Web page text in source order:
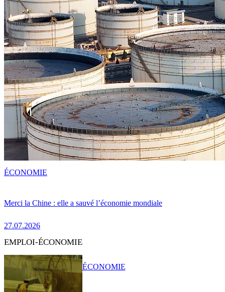
Merci la Chine : elle a sauvé l’économie mondiale
27.07.2026
ÉCONOMIE
EMPLOI-ÉCONOMIE
ÉCONOMIE